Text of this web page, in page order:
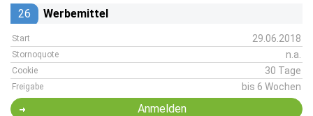
26 Werbemittel
Start 29.06.2018
Stornoquote n.a.
Cookie 30 Tage
Freigabe bis 6 Wochen
Anmelden